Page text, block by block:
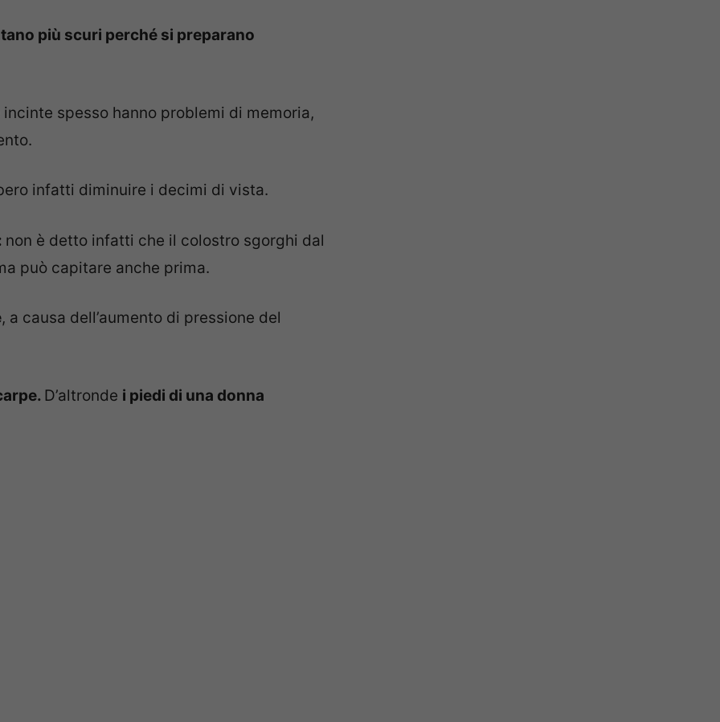
più scuri perché si preparano
incinte spesso hanno problemi di memoria,
infatti diminuire i decimi di vista.
non è detto infatti che il colostro sgorghi dal
può capitare anche prima.
, a causa dell’aumento di pressione del
D’altronde i piedi di una donna